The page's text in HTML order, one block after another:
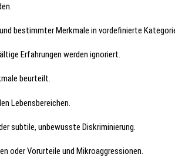
bestimmter Merkmale in vordefinierte
Erfahrungen werden ignoriert.
beurteilt.
Lebensbereichen.
subtile, unbewusste Diskriminierung.
oder Vorurteile und Mikroaggressionen.